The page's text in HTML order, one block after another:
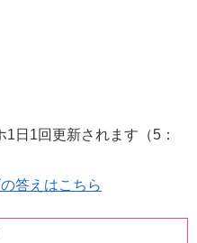
日1回更新されます（5：
答えはこちら